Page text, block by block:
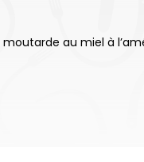
moutarde au miel à